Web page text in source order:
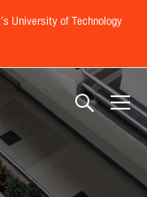
University of Technology